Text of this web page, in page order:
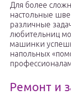
Для более
настольные
различные
любительниц
машинки
напольных
Ремонт и